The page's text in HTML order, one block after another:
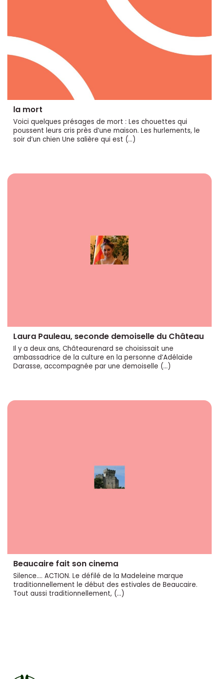
la mort
Voici quelques présages de mort : Les chouettes qui
poussent leurs cris près d’une maison. Les hurlements, le
soir d’un chien Une salière qui est (…)
Laura Pauleau, seconde demoiselle du Château
Il y a deux ans, Châteaurenard se choisissait une
ambassadrice de la culture en la personne d’Adélaïde
Darasse, accompagnée par une demoiselle (…)
Beaucaire fait son cinema
Silence.... ACTION. Le défilé de la Madeleine marque
traditionnellement le début des estivales de Beaucaire.
Tout aussi traditionnellement, (…)